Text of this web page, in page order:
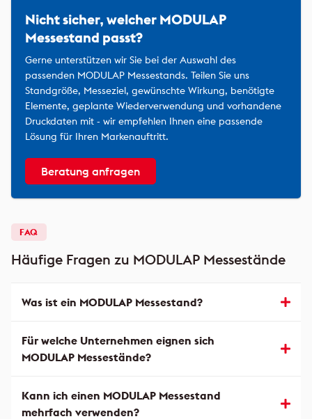
Nicht sicher, welcher MODULAP
Messestand passt?
Gerne unterstützen wir Sie bei der Auswahl des
passenden MODULAP Messestands. Teilen Sie uns
Standgröße, Messeziel, gewünschte Wirkung, benötigte
Elemente, geplante Wiederverwendung und vorhandene
Druckdaten mit - wir empfehlen Ihnen eine passende
Lösung für Ihren Markenauftritt.
Beratung anfragen
FAQ
Häufige Fragen zu MODULAP Messestände
Was ist ein MODULAP Messestand?
Für welche Unternehmen eignen sich
MODULAP Messestände?
Kann ich einen MODULAP Messestand
mehrfach verwenden?